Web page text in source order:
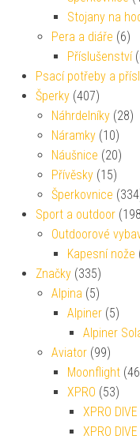
Stojany na
Pera a diáře (6)
Příslušenství
Psací potřeby a
Šperky (407)
Náhrdelníky (28)
Náramky (10)
Náušnice (20)
Přívěsky (15)
Šperkovnice
Sport a outdoor
Outdoorové
Kapesní nože
Značky (335)
Alpina (5)
Alpiner (5)
Alpiner
Aviator (99)
Moonflight
XPRO (53)
XPRO
XPRO